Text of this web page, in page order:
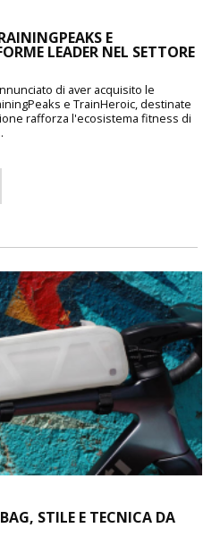
E
LEADER NEL SETTORE
di aver acquisito le
e TrainHeroic, destinate
rafforza l'ecosistema fitness di
STILE E TECNICA DA